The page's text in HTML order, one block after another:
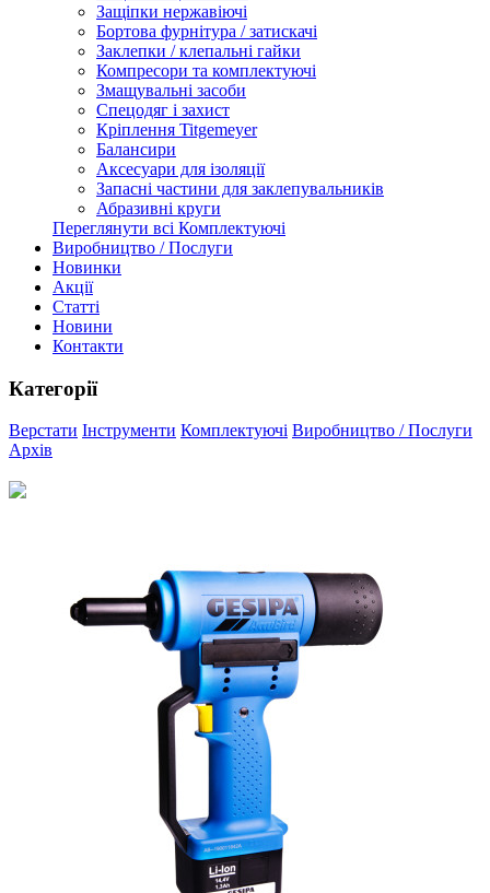
Защіпки нержавіючі
Бортова фурнітура / затискачі
Заклепки / клепальні гайки
Компресори та комплектуючі
Змащувальні засоби
Спецодяг і захист
Кріплення Titgemeyer
Балансири
Аксесуари для ізоляції
Запасні частини для заклепувальників
Абразивні круги
Переглянути всі Комплектуючі
Виробництво / Послуги
Новинки
Акції
Статті
Новини
Контакти
Категорії
Верстати Інструменти Комплектуючі Виробництво / Послуги
Архів